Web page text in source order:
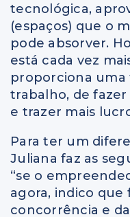
tecnológica,
(espaços) que o
pode absorver.
está cada vez
proporciona uma
trabalho, de
e trazer mais
Para ter um
Juliana faz as
“se o
agora, indico que
concorrência e